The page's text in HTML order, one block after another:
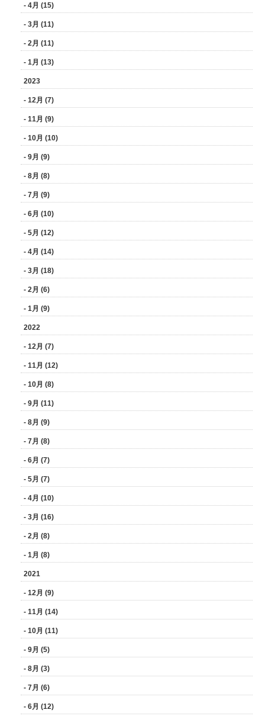
- 4月 (15)
- 3月 (11)
- 2月 (11)
- 1月 (13)
2023
- 12月 (7)
- 11月 (9)
- 10月 (10)
- 9月 (9)
- 8月 (8)
- 7月 (9)
- 6月 (10)
- 5月 (12)
- 4月 (14)
- 3月 (18)
- 2月 (6)
- 1月 (9)
2022
- 12月 (7)
- 11月 (12)
- 10月 (8)
- 9月 (11)
- 8月 (9)
- 7月 (8)
- 6月 (7)
- 5月 (7)
- 4月 (10)
- 3月 (16)
- 2月 (8)
- 1月 (8)
2021
- 12月 (9)
- 11月 (14)
- 10月 (11)
- 9月 (5)
- 8月 (3)
- 7月 (6)
- 6月 (12)